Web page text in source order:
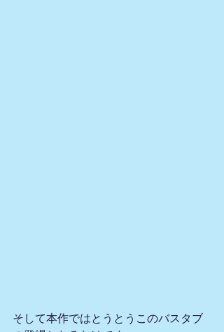
そして本作ではとうとうこのバスタブ